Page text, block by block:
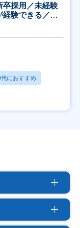
卒採用／未経験
経験できる／研
におすすめ